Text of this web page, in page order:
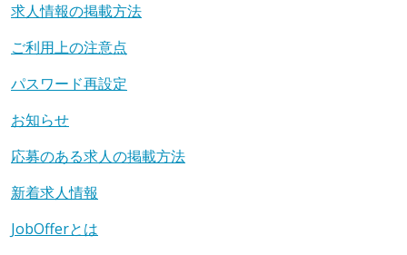
求人情報の掲載方法
ご利用上の注意点
パスワード再設定
お知らせ
応募のある求人の掲載方法
新着求人情報
JobOfferとは